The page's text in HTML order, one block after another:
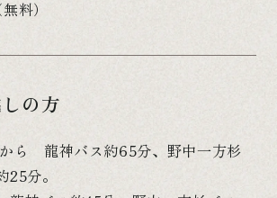
料）
の方
ら 龍神バス約65分、野中一方杉
分。